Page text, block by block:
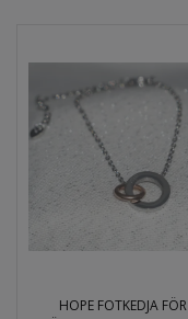
HOPE FOTKEDJA FÖR